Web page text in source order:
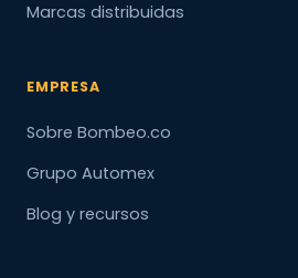
Marcas distribuidas
EMPRESA
Sobre Bombeo.co
Grupo Automex
Blog y recursos